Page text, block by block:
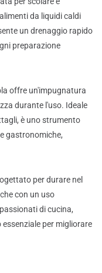
da liquidi caldi
un drenaggio rapido
preparazione
offre un'impugnatura
durante l'uso. Ideale
è uno strumento
gastronomiche,
per durare nel
con un uso
di cucina,
per migliorare